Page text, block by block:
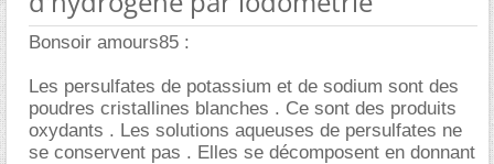
Bonsoir amours85 :
Les persulfates de potassium et de sodium sont des
poudres cristallines blanches . Ce sont des produits
oxydants . Les solutions aqueuses de persulfates ne
se conservent pas . Elles se décomposent en donnant